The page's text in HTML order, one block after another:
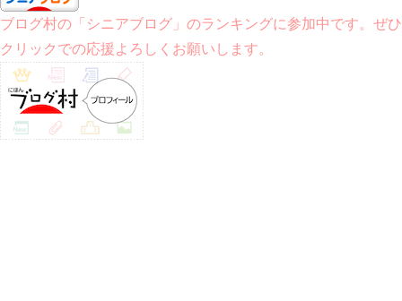
ブログ村の「シニアブログ」のランキングに参加中です。ぜひ
クリックでの応援よろしくお願いします。